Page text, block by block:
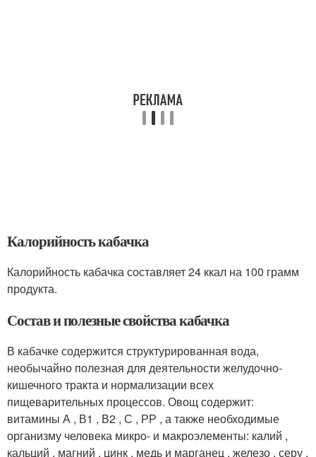
Калорийность кабачка
Калорийность кабачка составляет 24 ккал на 100 грамм
продукта.
Состав и полезные свойства кабачка
В кабачке содержится структурированная вода,
необычайно полезная для деятельности желудочно-
кишечного тракта и нормализации всех
пищеварительных процессов. Овощ содержит:
витамины А , В1 , В2 , С , РР , а также необходимые
организму человека микро- и макроэлементы: калий ,
кальций , магний , цинк , медь и марганец , железо , серу ,